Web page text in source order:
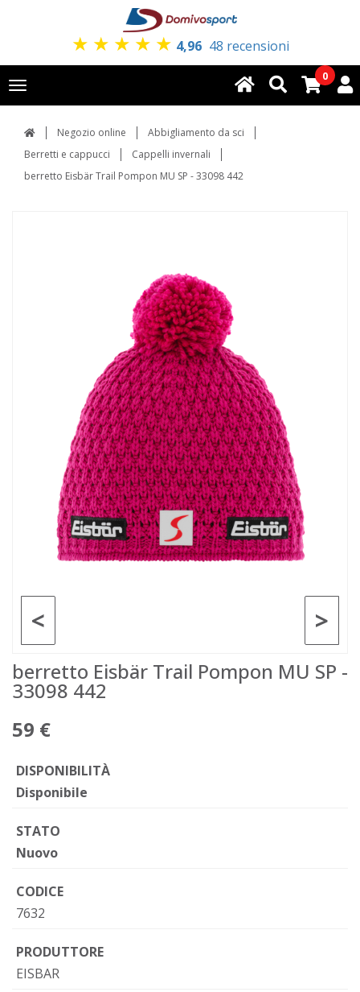
★ ★ ★ ★ ★ 4,96 48 recensioni
Toggle
navigation
0
Negozio online
Abbigliamento da sci
Berretti e cappucci
Cappelli invernali
berretto Eisbär Trail Pompon MU SP - 33098 442
>
<
berretto Eisbär Trail Pompon MU SP -
33098 442
59 €
DISPONIBILITÀ
Disponibile
STATO
Nuovo
CODICE
7632
PRODUTTORE
EISBAR